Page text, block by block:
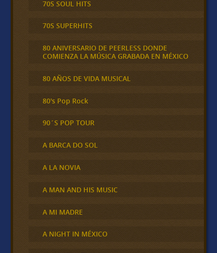
70S SOUL HITS
70S SUPERHITS
80 ANIVERSARIO DE PEERLESS DONDE
COMIENZA LA MÚSICA GRABADA EN MÉXICO
80 AÑOS DE VIDA MUSICAL
80's Pop Rock
90´S POP TOUR
A BARCA DO SOL
A LA NOVIA
A MAN AND HIS MUSIC
A MI MADRE
A NIGHT IN MÉXICO